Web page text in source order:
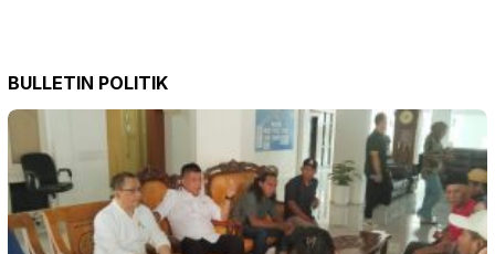
BULLETIN POLITIK